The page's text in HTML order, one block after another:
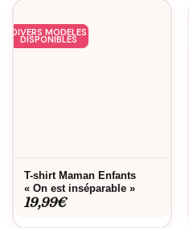
DIVERS MODELES
DISPONIBLES
T-shirt Maman Enfants
« On est inséparable »
19,99€